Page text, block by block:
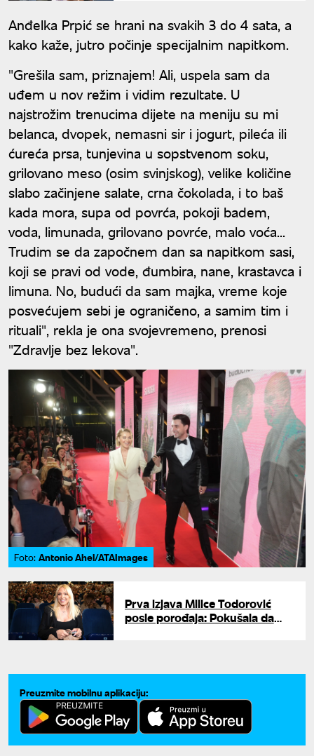
Anđelka Prpić se hrani na svakih 3 do 4 sata, a
kako kaže, jutro počinje specijalnim napitkom.
"Grešila sam, priznajem! Ali, uspela sam da
uđem u nov režim i vidim rezultate. U
najstrožim trenucima dijete na meniju su mi
belanca, dvopek, nemasni sir i jogurt, pileća ili
ćureća prsa, tunjevina u sopstvenom soku,
grilovano meso (osim svinjskog), velike količine
slabo začinjene salate, crna čokolada, i to baš
kada mora, supa od povrća, pokoji badem,
voda, limunada, grilovano povrće, malo voća...
Trudim se da započnem dan sa napitkom sasi,
koji se pravi od vode, đumbira, nane, krastavca i
limuna. No, budući da sam majka, vreme koje
posvećujem sebi je ograničeno, a samim tim i
rituali", rekla je ona svojevremeno, prenosi
"Zdravlje bez lekova".
Foto: Antonio Ahel/ATAImages
Prva izjava Milice Todorović
posle porođaja: Pokušala da
Preuzmite mobilnu aplikaciju: